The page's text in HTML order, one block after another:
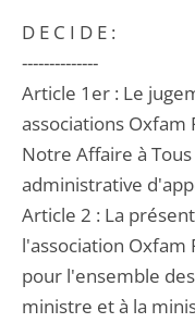
D E C I D E :
--------------
Article 1er : Le
associations Oxfam
Notre Affaire à
administrative
Article 2 : La
l'association
pour l'ensemble
ministre et à la